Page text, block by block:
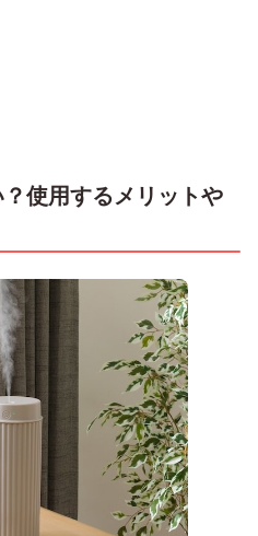
使用するメリットや